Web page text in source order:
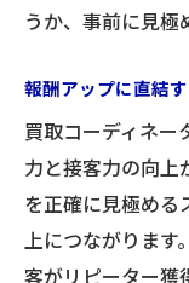
うか、事前に見極
報酬アップに直結
買取コーディネー
力と接客力の向上
を正確に見極める
上につながります
客がリピーター獲